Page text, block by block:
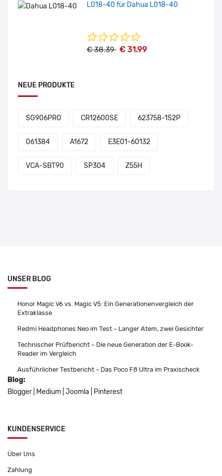
L018-40 für Dahua L018-40
€ 38.39 € 31.99
NEUE PRODUKTE
SG906PRO CR12600SE 623758-1S2P
061384 A1672 E3E01-60132
VCA-SBT90 SP304 Z55H
UNSER BLOG
Honor Magic V6 vs. Magic V5: Ein Generationenvergleich der
Extraklasse
Redmi Headphones Neo im Test – Langer Atem, zwei Gesichter
Technischer Prüfbericht – Die neue Generation der E-Book-
Reader im Vergleich
Ausführlicher Testbericht – Das Poco F8 Ultra im Praxischeck
Blog:
Blogger
Medium Joomla Pinterest
KUNDENSERVICE
Über Uns
Zahlung